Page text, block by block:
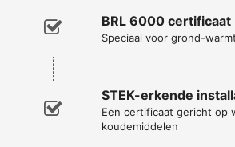
BRL 6000 certificaat
Speciaal voor grond-
STEK-erkende
Een certificaat gericht op
koudemiddelen